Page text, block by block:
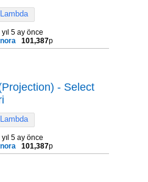
Lambda
yıl 5 ay önce
101,387p
- Select
Lambda
yıl 5 ay önce
101,387p